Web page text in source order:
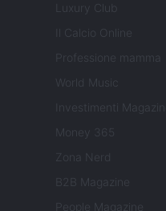
Luxury Club
Il Calcio Online
Professione mamma
World Music
Investimenti Magazine
Money 365
Zona Nerd
B2B Magazine
People Magazine